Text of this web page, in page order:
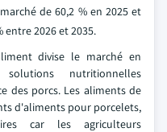
de 60,2 % en 2025 et
entre 2026 et 2035.
divise le marché en
nutritionnelles
des porcs. Les aliments de
d'aliments pour porcelets,
car les agriculteurs